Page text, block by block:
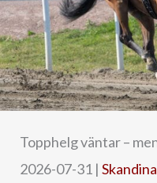
Topphelg väntar –
2026-07-31 |